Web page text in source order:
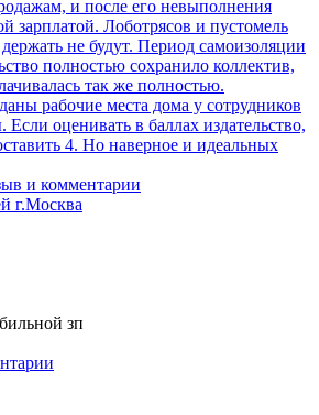
и после его невыполнения
зарплатой. Лоботрясов и пустомель
не будут. Период самоизоляции
полностью сохранило коллектив,
так же полностью.
рабочие места дома у сотрудников
Если оценивать в баллах издательство,
4. Но наверное и идеальных
и комментарии
г.Москва
зп